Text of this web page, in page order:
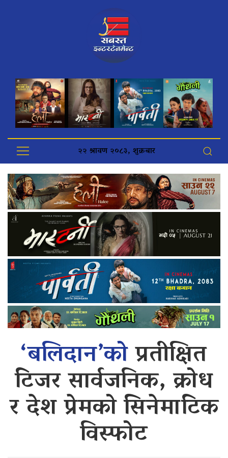
२२ श्रावण २०८३, शुक्रबार
‘बलिदान’कोप्रतीक्षित
टिजर सार्वजनिक, क्रोध
र देश प्रेमको सिनेमाटिक
विस्फोट